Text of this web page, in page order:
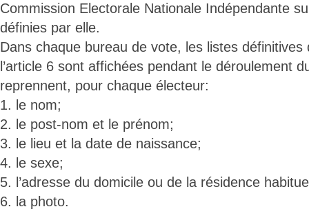
Commission Electorale Nationale Indépendante
définies par elle.
Dans chaque bureau de vote, les listes
l’article 6 sont affichées pendant le déroulement
reprennent, pour chaque électeur:
1. le nom;
2. le post-nom et le prénom;
3. le lieu et la date de naissance;
4. le sexe;
5. l’adresse du domicile ou de la résidence
6. la photo.